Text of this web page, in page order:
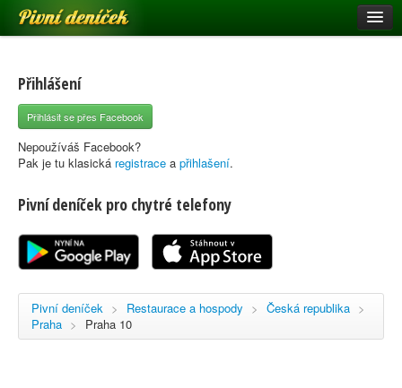
Pivní deníček
Pivní mapa
Pivní značky
Nápověda
Registrace
Přihlášení
Přihlásit se přes Facebook
Nepoužíváš Facebook?
Pak je tu klasická registrace a přihlašení.
Pivní deníček pro chytré telefony
Pivní deníček > Restaurace a hospody > Česká republika >
Praha > Praha 10